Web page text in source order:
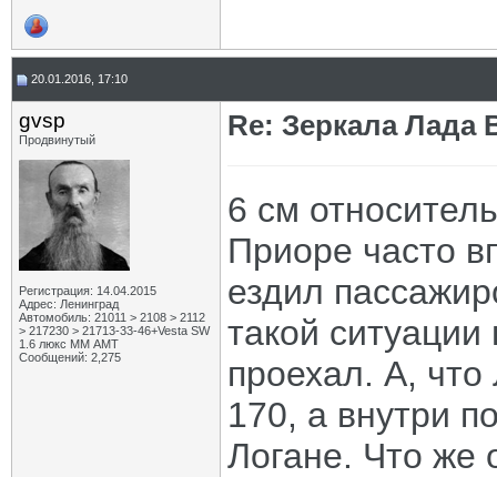
20.01.2016, 17:10
gvsp
Продвинутый
Регистрация: 14.04.2015
Адрес: Ленинград
Автомобиль: 21011 > 2108 > 2112
> 217230 > 21713-33-46+Vesta SW
1.6 люкс ММ АМТ
Сообщений: 2,275
Re: Зеркала Лада
6 см
Приоре часто
ездил
такой
проехал. А,
170, а внутри
Логане. Что же